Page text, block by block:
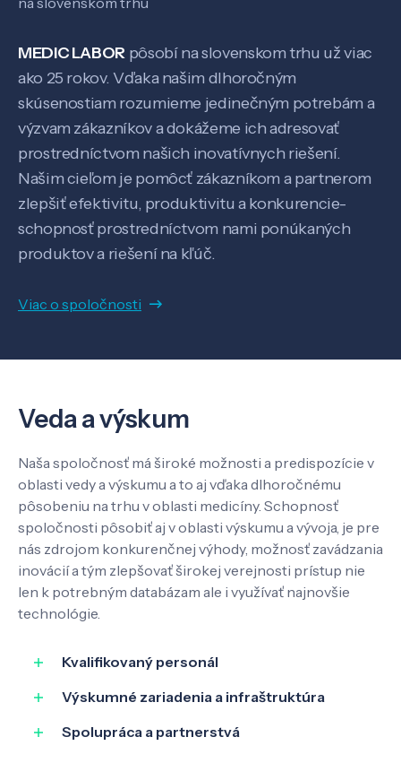
Pôsobenie
Know-how
O nás
Kontakt
MEDIC LABOR pôsobí na slovenskom trhu už viac
ako 25 rokov. Vďaka našim dlhoročným
skúsenostiam rozumieme jedinečným potrebám a
výzvam zákazníkov a dokážeme ich adresovať
prostredníctvom našich inovatívnych riešení.
Našim cieľom je pomôcť zákazníkom a partnerom
zlepšiť efektivitu, produktivitu a konkurencie-
schopnosť prostredníctvom nami ponúkaných
produktov a riešení na kľúč.
Viac o spoločnosti
Veda a výskum
Naša spoločnosť má široké možnosti a predispozície v
oblasti vedy a výskumu a to aj vďaka dlhoročnému
pôsobeniu na trhu v oblasti medicíny. Schopnosť
spoločnosti pôsobiť aj v oblasti výskumu a vývoja, je pre
nás zdrojom konkurenčnej výhody, možnosť zavádzania
inovácií a tým zlepšovať širokej verejnosti prístup nie
len k potrebným databázam ale i využívať najnovšie
technológie.
Kvalifikovaný personál
Výskumné zariadenia a infraštruktúra
Spolupráca a partnerstvá